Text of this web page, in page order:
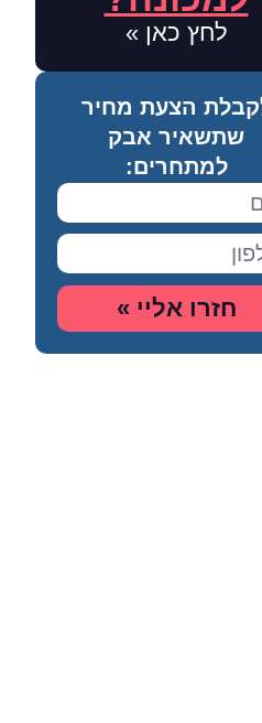
לחץ כאן »
הצעת מחיר
שתשאיר אבק
למתחרים:
חזרו אליי »